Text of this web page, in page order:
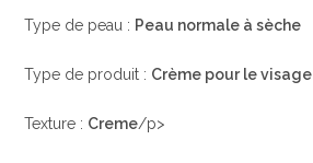
Type de peau : Peau normale à sèche
Type de produit : Crème pour le visage
Texture : Creme/p>